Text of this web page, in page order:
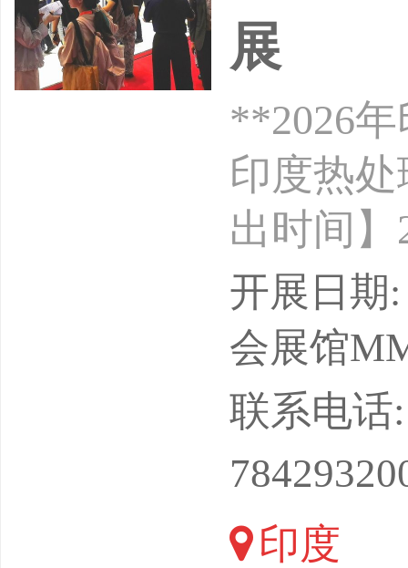
展
**2026
印度热
出时间】
度新孟
京励航
X：
T）：先
开展日期
会展馆
联系电话
印度